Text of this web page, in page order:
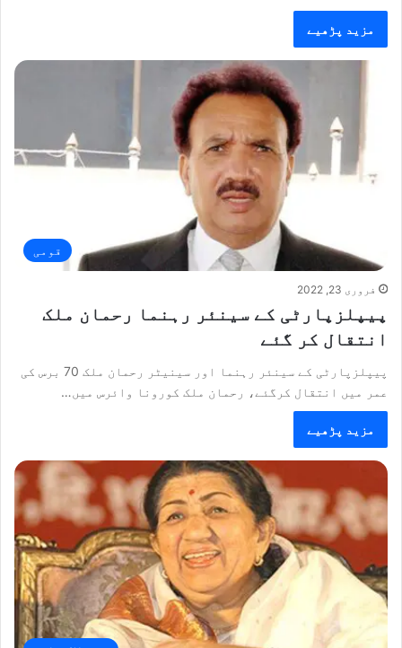
مزید پڑھیے
قومی
فروری 23, 2022
پیپلزپارٹی کے سینئر رہنما رحمان ملک
انتقال کر گئے
پیپلزپارٹی کے سینئر رہنما اور سینیٹر رحمان ملک 70 برس کی
عمر میں انتقال کرگئے، رحمان ملک کورونا وائرس میں…
مزید پڑھیے